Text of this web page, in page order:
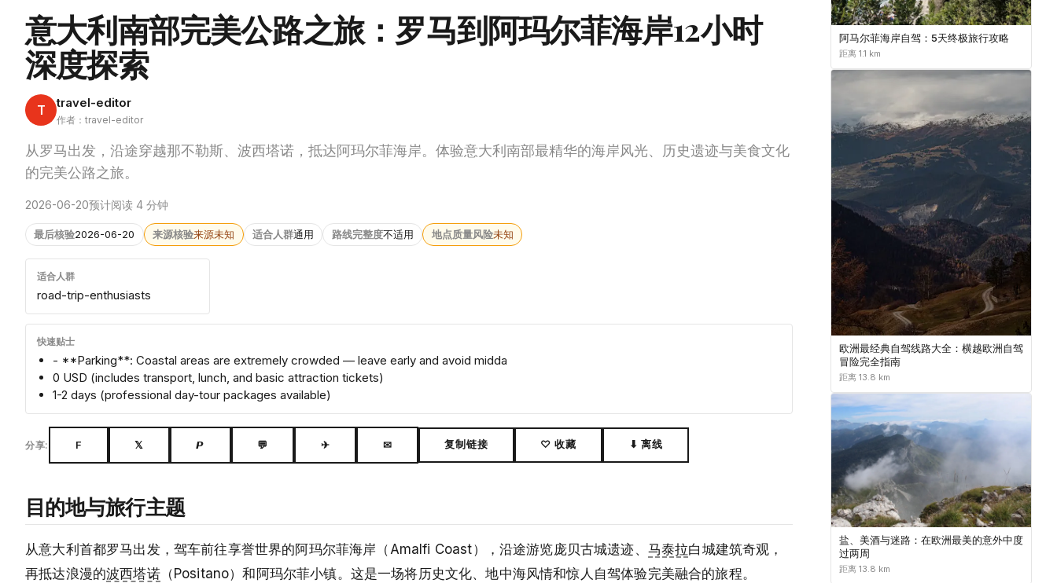
意大利南部完美公路之旅：罗马到阿玛尔菲海岸12小时
深度探索
T travel-editor
作者：travel-editor
从罗马出发，沿途穿越那不勒斯、波西塔诺，抵达阿玛尔菲海岸。体验意大利南部最精华的海岸风光、历史遗迹与美食文化
的完美公路之旅。
2026-06-20预计阅读 4 分钟
最后核验2026-06-20 来源核验来源未知 适合人群通用 路线完整度不适用 地点质量风险未知
适合人群
road-trip-enthusiasts
快速贴士
- **Parking**: Coastal areas are extremely crowded — leave early and avoid midda
0 USD (includes transport, lunch, and basic attraction tickets)
1-2 days (professional day-tour packages available)
分享: F 𝕏 𝙋 💬 ✈ ✉ 复制链接 ♡ 收藏 ⬇ 离线
目的地与旅行主题
从意大利首都罗马出发，驾车前往享誉世界的阿玛尔菲海岸（Amalfi Coast），沿途游览庞贝古城遗迹、 马泰拉白城建筑奇观，
再抵达浪漫的波西塔诺（Positano）和阿玛尔菲小镇。这是一场将历史文化、地中海风情和惊人自驾体验完美融合的旅程。
阿马尔菲海岸自驾：5天终极旅行攻略
距离 1.1 km
欧洲最经典自驾线路大全：横越欧洲自驾
冒险完全指南
距离 13.8 km
盐、美酒与迷路：在欧洲最美的意外中度
过两周
距离 13.8 km